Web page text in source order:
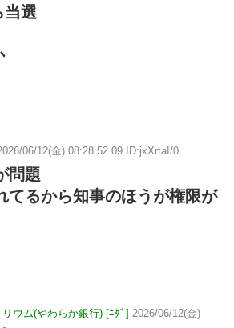
当選
06/12(金) 08:28:52.09 ID:jxXrtaI/0
問題
てるから知事のほうが権限が
ウム(やわらか銀行) [ﾆﾀﾞ] 2026/06/12(金)